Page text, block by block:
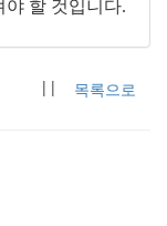
.
| | 목록으로